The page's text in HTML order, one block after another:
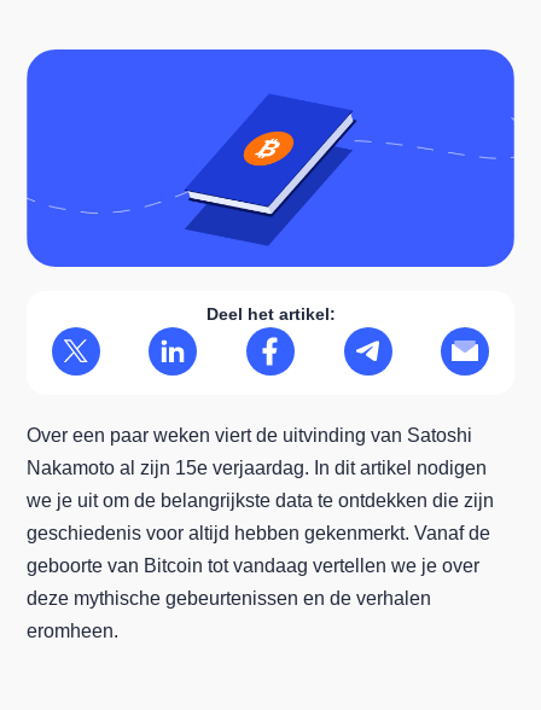
Deel het artikel:
Over een paar weken viert de uitvinding van Satoshi
Nakamoto al zijn 15e verjaardag. In dit artikel nodigen
we je uit om de belangrijkste data te ontdekken die zijn
geschiedenis voor altijd hebben gekenmerkt. Vanaf de
geboorte van Bitcoin tot vandaag vertellen we je over
deze mythische gebeurtenissen en de verhalen
eromheen.